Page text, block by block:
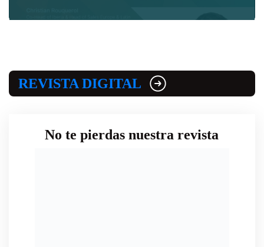
REVISTA DIGITAL
No te pierdas nuestra revista